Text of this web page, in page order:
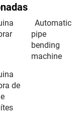
Automatic
pipe
bending
machine
de